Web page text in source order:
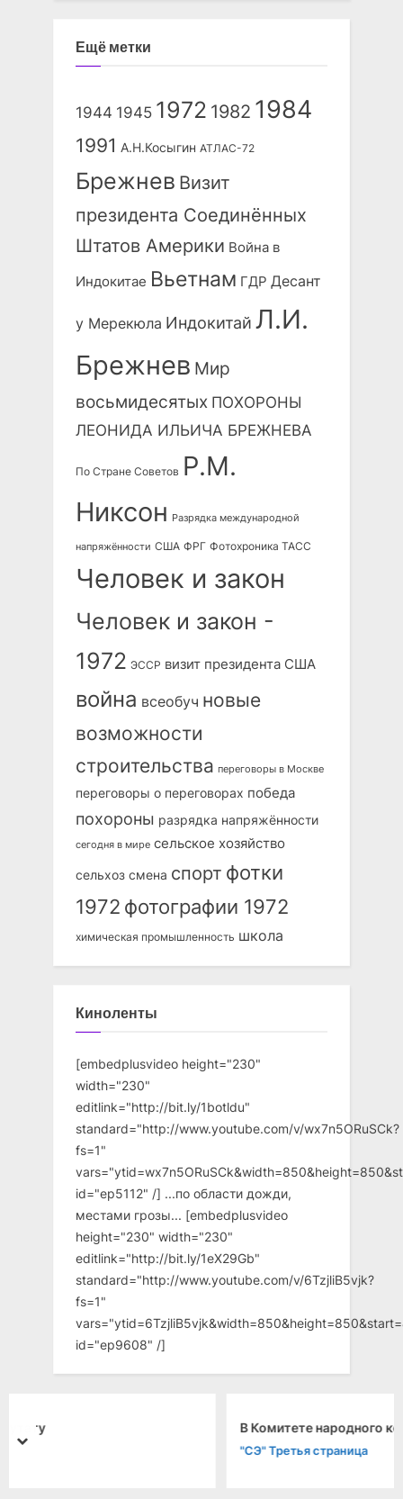
Ещё метки
1944 1945 1972 1982 1984
1991 А.Н.Косыгин АТЛАС-72
Брежнев Визит
президента Соединённых
Штатов Америки Война в
Индокитае Вьетнам ГДР Десант
у Мерекюла Индокитай Л.И.
Брежнев Мир
восьмидесятых ПОХОРОНЫ
ЛЕОНИДА ИЛЬИЧА БРЕЖНЕВА
По Стране Советов Р.М.
Никсон Разрядка международной
напряжённости США ФРГ Фотохроника ТАСС
Человек и закон
Человек и закон -
1972 ЭССР визит президента США
война всеобуч новые
возможности
строительства переговоры в Москве
переговоры о переговорах победа
похороны разрядка напряжённости
сегодня в мире сельское хозяйство
сельхоз смена спорт фотки
1972 фотографии 1972
химическая промышленность школа
Киноленты
[embedplusvideo height="230"
width="230"
editlink="http://bit.ly/1botldu"
standard="http://www.youtube.com/v/wx7n5ORuSCk?
fs=1"
id="ep5112" /] ...по области дожди,
местами грозы... [embedplusvideo
height="230" width="230"
editlink="http://bit.ly/1eX29Gb"
standard="http://www.youtube.com/v/6TzjliB5vjk?
fs=1"
id="ep9608" /]
В Комитете народного контроля ЭССР
prev
next